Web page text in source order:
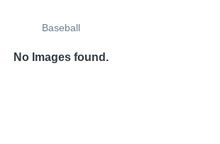
Baseball
No Images found.